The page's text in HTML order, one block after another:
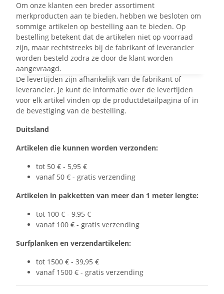
Om onze klanten een breder assortiment
merkproducten aan te bieden, hebben we besloten om
sommige artikelen op bestelling aan te bieden. Op
bestelling betekent dat de artikelen niet op voorraad
zijn, maar rechtstreeks bij de fabrikant of leverancier
worden besteld zodra ze door de klant worden
aangevraagd.
De levertijden zijn afhankelijk van de fabrikant of
leverancier. Je kunt de informatie over de levertijden
voor elk artikel vinden op de productdetailpagina of in
de bevestiging van de bestelling.
Duitsland
Artikelen die kunnen worden verzonden:
tot 50 € - 5,95 €
vanaf 50 € - gratis verzending
Artikelen in pakketten van meer dan 1 meter lengte:
tot 100 € - 9,95 €
vanaf 100 € - gratis verzending
Surfplanken en verzendartikelen:
tot 1500 € - 39,95 €
vanaf 1500 € - gratis verzending